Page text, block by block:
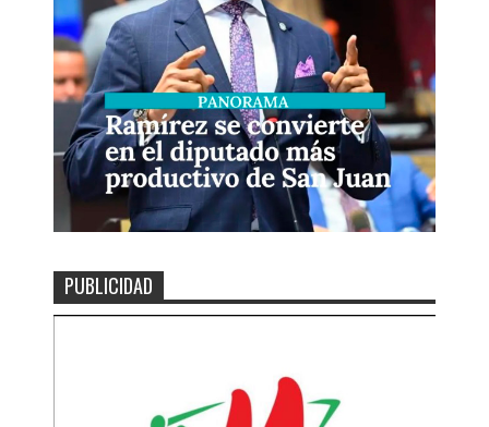
PUBLICIDAD